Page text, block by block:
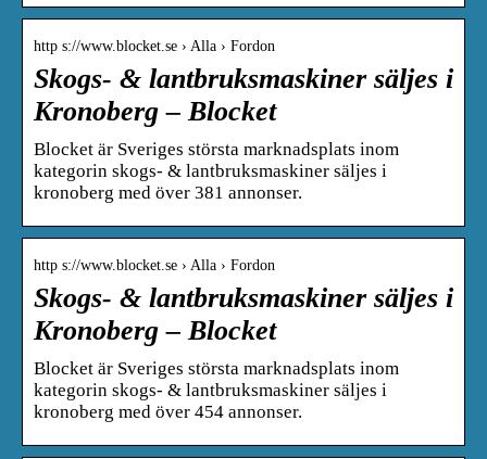
http s://www.blocket.se › Alla › Fordon
Skogs- & lantbruksmaskiner säljes i
Kronoberg – Blocket
Blocket är Sveriges största marknadsplats inom
kategorin skogs- & lantbruksmaskiner säljes i
kronoberg med över 381 annonser.
http s://www.blocket.se › Alla › Fordon
Skogs- & lantbruksmaskiner säljes i
Kronoberg – Blocket
Blocket är Sveriges största marknadsplats inom
kategorin skogs- & lantbruksmaskiner säljes i
kronoberg med över 454 annonser.